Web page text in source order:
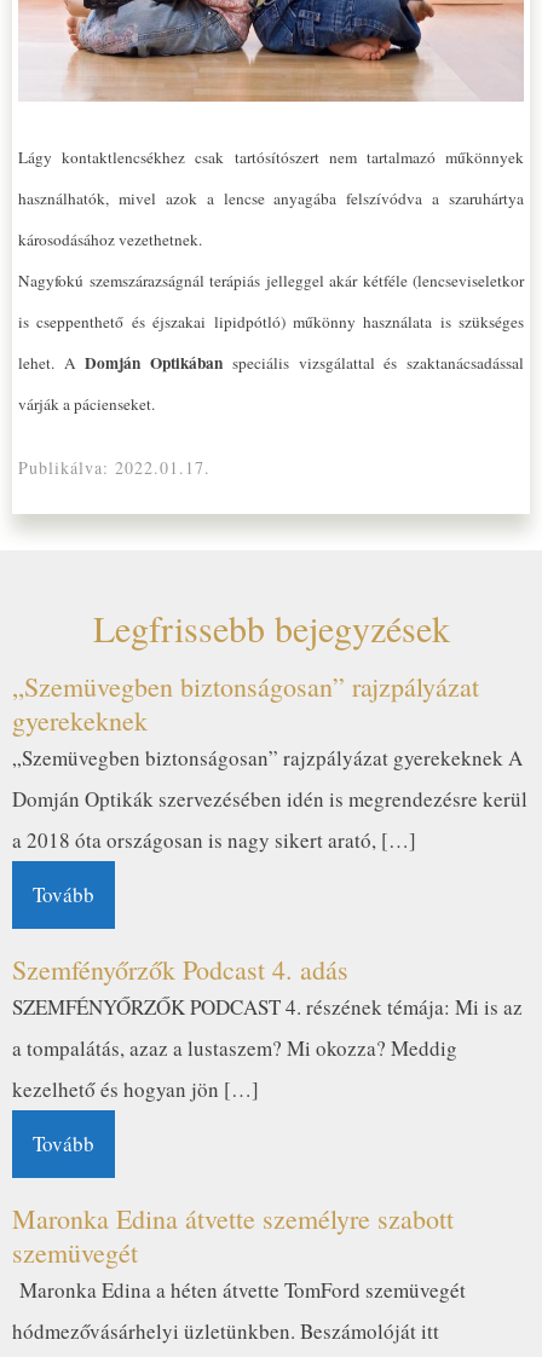
Lágy kontaktlencsékhez csak tartósítószert nem tartalmazó műkönnyek
használhatók, mivel azok a lencse anyagába felszívódva a szaruhártya
károsodásához vezethetnek.
Nagyfokú szemszárazságnál terápiás jelleggel akár kétféle (lencseviseletkor
is cseppenthető és éjszakai lipidpótló) műkönny használata is szükséges
lehet. ADomján Optikában speciális vizsgálattal és szaktanácsadással
várják a pácienseket.
Publikálva: 2022.01.17.
Legfrissebb bejegyzések
„Szemüvegben biztonságosan” rajzpályázat
gyerekeknek
„Szemüvegben biztonságosan” rajzpályázat gyerekeknek A
Domján Optikák szervezésében idén is megrendezésre kerül
a 2018 óta országosan is nagy sikert arató, […]
Tovább
Szemfényőrzők Podcast 4. adás
SZEMFÉNYŐRZŐK PODCAST 4. részének témája: Mi is az
a tompalátás, azaz a lustaszem? Mi okozza? Meddig
kezelhető és hogyan jön […]
Tovább
Maronka Edina átvette személyre szabott
szemüvegét
Maronka Edina a héten átvette TomFord szemüvegét
hódmezővásárhelyi üzletünkben. Beszámolóját itt